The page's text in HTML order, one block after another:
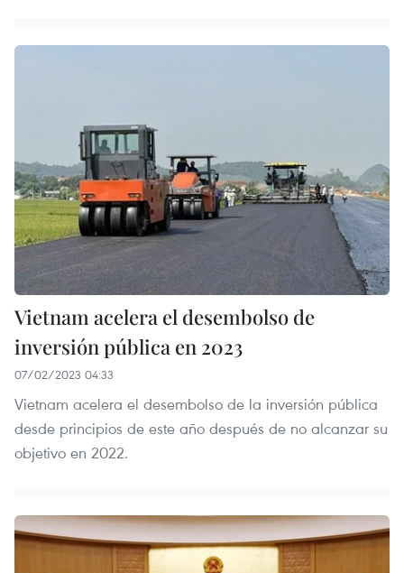
Vietnam acelera el desembolso de
inversión pública en 2023
07/02/2023 04:33
Vietnam acelera el desembolso de la inversión pública
desde principios de este año después de no alcanzar su
objetivo en 2022.